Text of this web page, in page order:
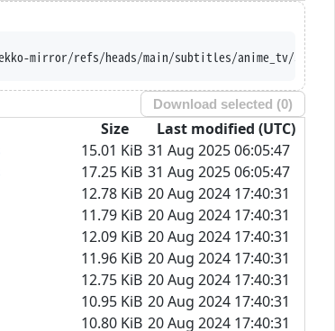
'https://
Download selected (0)
Size
Last modified (UTC)
15.01 KiB 31 Aug 2025 06:05:47
17.25 KiB 31 Aug 2025 06:05:47
12.78 KiB 20 Aug 2024 17:40:31
11.79 KiB 20 Aug 2024 17:40:31
12.09 KiB 20 Aug 2024 17:40:31
11.96 KiB 20 Aug 2024 17:40:31
12.75 KiB 20 Aug 2024 17:40:31
10.95 KiB 20 Aug 2024 17:40:31
10.80 KiB 20 Aug 2024 17:40:31